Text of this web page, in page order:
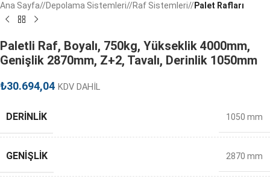
Ana Sayfa/ Depolama Sistemleri/ Raf Sistemleri/ Palet Rafları
Paletli Raf, Boyalı, 750kg, Yükseklik 4000mm,
Genişlik 2870mm, Z+2, Tavalı, Derinlik 1050mm
₺30.694,04 KDV DAHİL
DERINLIK 1050 mm
GENIŞLIK 2870 mm